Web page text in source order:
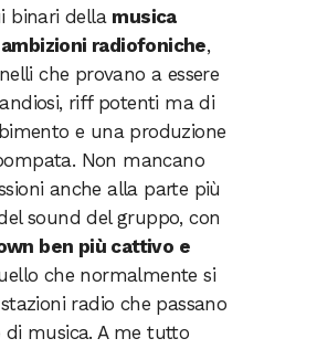
binari della musica
radiofoniche,
che provano a essere
riff potenti ma di
e una produzione
Non mancano
anche alla parte più
sound del gruppo, con
ben più cattivo e
che normalmente si
radio che passano
musica. A me tutto